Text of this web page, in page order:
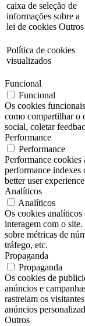
caixa de seleção de
informações sobre a
lei de cookies Outros
Política de cookies
visualizados
Funcional
Funcional
Os cookies
como compartilhar o
social, coletar
Performance
Performance
Performance cookies
performance
better user
Analíticos
Analíticos
Os cookies analíticos
interagem com o
sobre métricas de
tráfego, etc.
Propaganda
Propaganda
Os cookies de
anúncios e
rastreiam os
anúncios
Outros